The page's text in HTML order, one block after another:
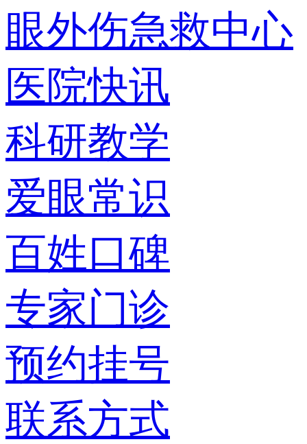
眼外伤急救中心
医院快讯
科研教学
爱眼常识
百姓口碑
专家门诊
预约挂号
联系方式